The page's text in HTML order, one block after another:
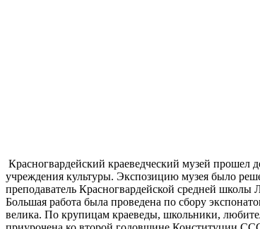
Красногвардейский краеведческий музей прошел
учреждения культуры. Экспозицию музея было
преподаватель Красногвардейской средней
Большая работа была проведена по сбору
велика. По крупицам краеведы, школьники,